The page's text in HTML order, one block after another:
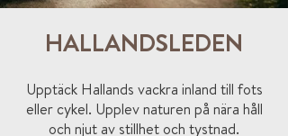
HALLANDSLEDEN
Upptäck Hallands vackra inland till fots
eller cykel. Upplev naturen på nära håll
och njut av stillhet och tystnad.